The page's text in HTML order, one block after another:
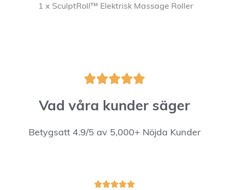
1 x SculptRoll™ Elektrisk Massage Roller

Vad våra kunder säger
Betygsatt 4.9/5 av 5,000+ Nöjda Kunder
